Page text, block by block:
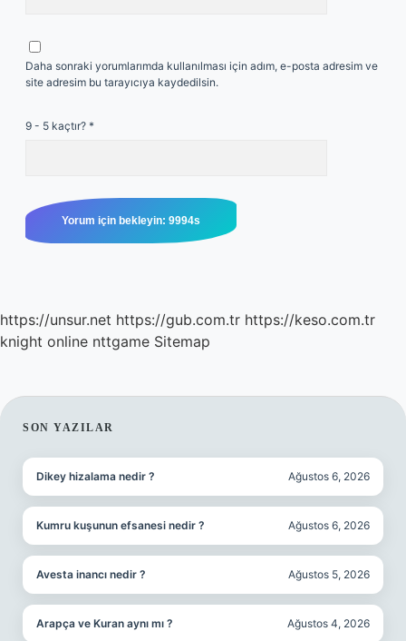
Daha sonraki yorumlarımda kullanılması için adım, e-posta adresim ve
site adresim bu tarayıcıya kaydedilsin.
9 - 5 kaçtır? *
https://unsur.net https://gub.com.tr https://keso.com.tr
knight online nttgame Sitemap
SIDEBAR
SON YAZILAR
Dikey hizalama nedir ? Ağustos 6, 2026
Kumru kuşunun efsanesi nedir ? Ağustos 6, 2026
Avesta inancı nedir ? Ağustos 5, 2026
Arapça ve Kuran aynı mı ? Ağustos 4, 2026